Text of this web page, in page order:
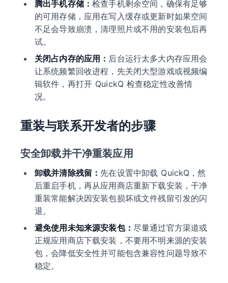
腾出手机存储：检查手机剩余空间，确保有足够
的可用存储，应用在写入缓存或更新时如果空间
不足会导致崩溃，清理照片或不用的安装包后再
试。
关闭占内存的应用： 后台运行太多大内存应用会
让系统频繁回收进程，先关闭大型游戏或视频编
辑软件，再打开 QuickQ 检查稳定性改善情
况。
重装与联系开发者的步骤
安全卸载并干净重装应用
卸载并清除残留： 先在设置中卸载 QuickQ，然
后重启手机，再从应用商店重新下载安装，干净
重装常能解决因安装包损坏或文件残留引发的闪
退。
避免使用未知来源安装包： 尽量通过官方渠道或
正规应用商店下载安装，不要用不明来源的安装
包，会降低安全性并可能包含兼容性问题导致不
稳定。